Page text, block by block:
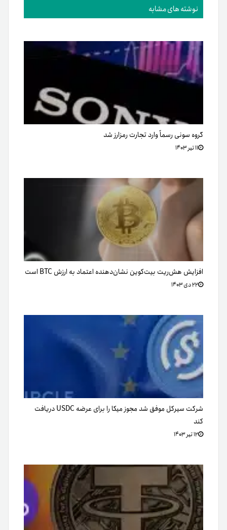
نوشته های مشابه
گروه سونی رسماً وارد تجارت رمزارز شد
۱۱ تیر ۱۴۰۳
افزایش هش‌ریت بیت‌کوین نشان‌دهنده اعتماد به ارزش BTC است
۲۲ دی ۱۴۰۳
شرکت سیرکل موفق شد مجوز میکا را برای عرضه USDC دریافت
کند
۱۲ تیر ۱۴۰۳